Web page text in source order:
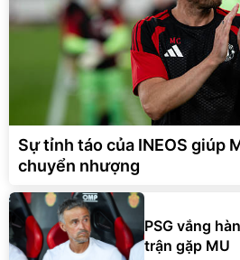
Sự tỉnh táo của INEOS giúp
chuyển nhượng
PSG vắng
trận gặp MU